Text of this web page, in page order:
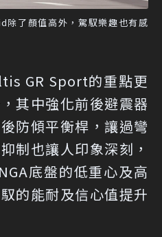
了顏值高外，駕馭樂趣也有感
GR Sport的重點更
其中強化前後避震器
防傾平衡桿，讓過彎
制也讓人印象深刻，
底盤的低重心及高
的能耐及信心值提升